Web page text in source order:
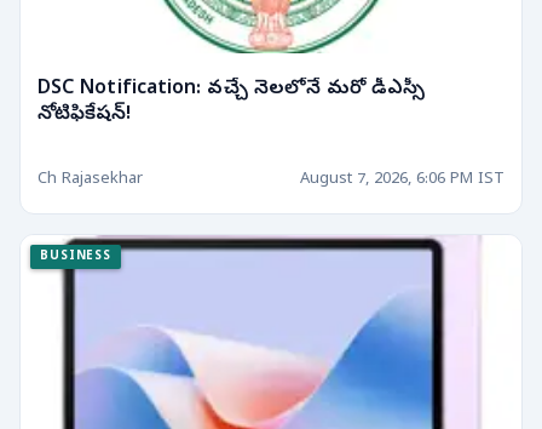
DSC Notification: వచ్చే నెలలోనే మరో డీఎస్సీ
నోటిఫికేషన్!
Ch Rajasekhar August 7, 2026, 6:06 PM IST
BUSINESS